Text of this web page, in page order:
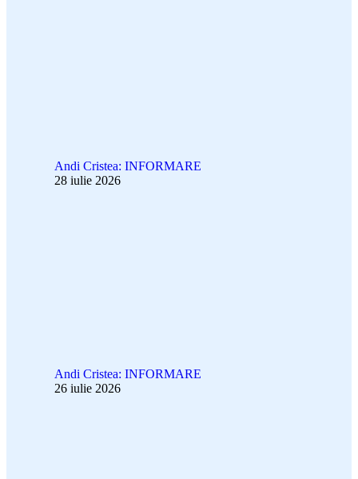
Andi Cristea: INFORMARE
28 iulie 2026
Andi Cristea: INFORMARE
26 iulie 2026